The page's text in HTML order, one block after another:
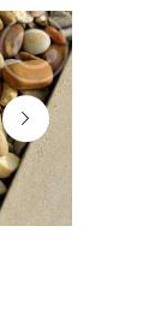
Leyland